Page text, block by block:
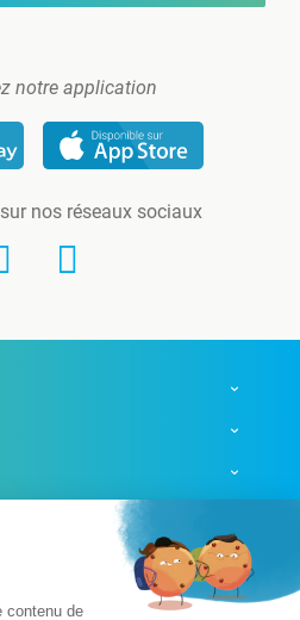
notre application
nos réseaux sociaux